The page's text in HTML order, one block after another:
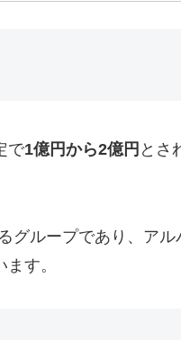
で1億円から2億円 とさ
グループであり、ア
す。